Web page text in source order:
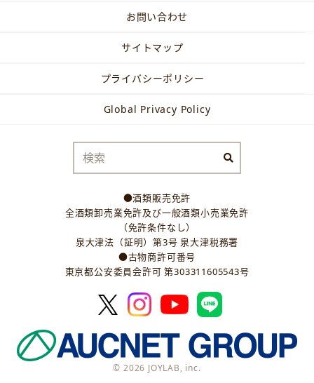
お問い合わせ
サイトマップ
プライバシーポリシー
Global Privacy Policy
●酒類販売免許
全酒類卸売業免許及び一般酒類小売業免許
（免許条件なし）
泉大津法（証明）第3号 泉大津税務署
●古物商許可番号
東京都公安委員会許可 第303311605543号
© 2026 JOYLAB, inc.